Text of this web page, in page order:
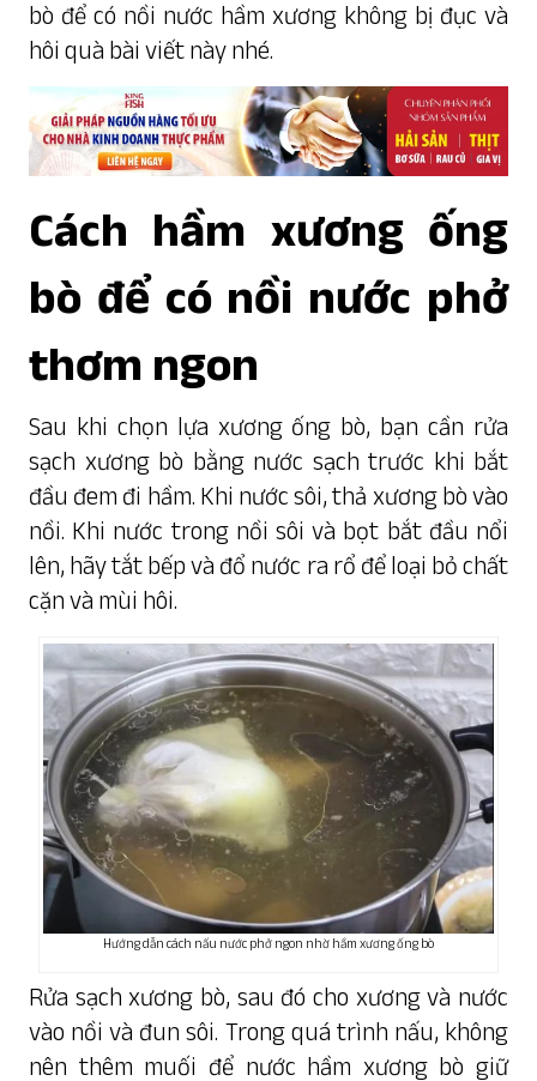
bò để có nồi nước hầm xương không bị đục và
hôi quà bài viết này nhé.
Cách hầm xương ống
bò để có nồi nước phở
thơm ngon
Sau khi chọn lựa xương ống bò, bạn cần rửa
sạch xương bò bằng nước sạch trước khi bắt
đầu đem đi hầm. Khi nước sôi, thả xương bò vào
nồi. Khi nước trong nồi sôi và bọt bắt đầu nổi
lên, hãy tắt bếp và đổ nước ra rổ để loại bỏ chất
cặn và mùi hôi.
Hướng dẫn cách nấu nước phở ngon nhờ hầm xương ống bò
Rửa sạch xương bò, sau đó cho xương và nước
vào nồi và đun sôi. Trong quá trình nấu, không
nên thêm muối để nước hầm xương bò giữ